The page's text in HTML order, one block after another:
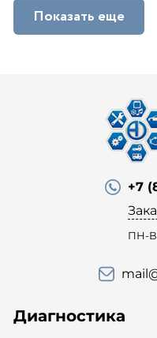
Показать еще
+7
ПН-
Диагностика